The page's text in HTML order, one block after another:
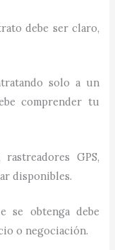
debe ser claro,
solo a un
comprender tu
rastreadores GPS,
disponibles.
se obtenga debe
o negociación.